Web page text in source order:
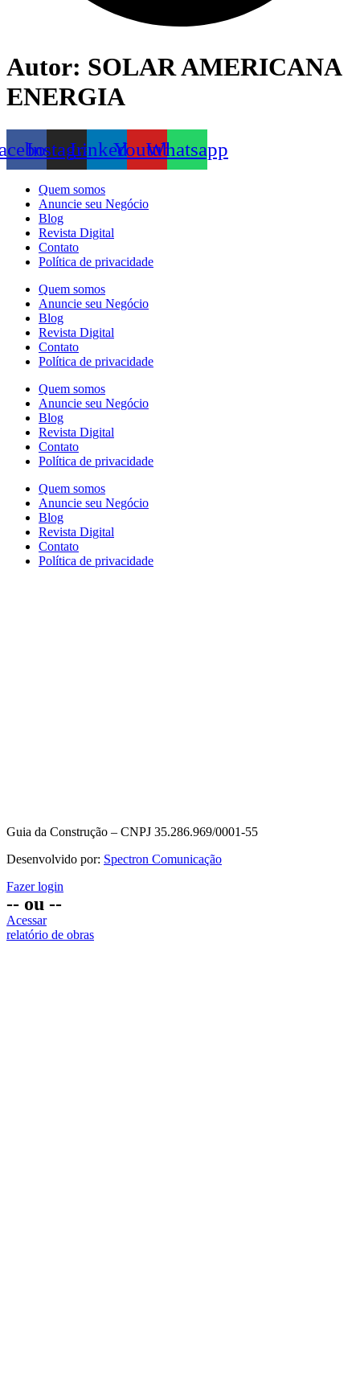
Autor: SOLAR AMERICANA
ENERGIA
InstagramLinkedinYoutubeWhatsapp
Quem somos
Anuncie seu Negócio
Blog
Revista Digital
Contato
Política de privacidade
Quem somos
Anuncie seu Negócio
Blog
Revista Digital
Contato
Política de privacidade
Quem somos
Anuncie seu Negócio
Blog
Revista Digital
Contato
Política de privacidade
Quem somos
Anuncie seu Negócio
Blog
Revista Digital
Contato
Política de privacidade
Guia da Construção – CNPJ 35.286.969/0001-55
Desenvolvido por: Spectron Comunicação
Fazer login
-- ou --
Acessar
relatório de obras